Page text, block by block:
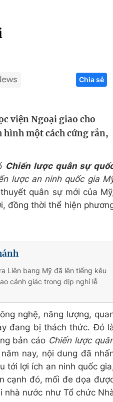
Công nghệ
Sản phẩm
Tư vấn
Chia sẻ
viện Ngoại giao cho
hình một cách cứng rắn,
Chiến lược quân sự
lược an ninh quốc gia
quân sự mới của
đồng thời thể hiện
Liên bang Mỹ đã lên tiếng kêu
cảnh giác trong dịp nghỉ lễ
nghệ, năng lượng,
đang bị thách thức. Đó
bản cáo Chiến lược
nay, nội dung đã
tới lợi ích an ninh quốc
cạnh đó, mối đe dọa
nhà nước như Tổ chức